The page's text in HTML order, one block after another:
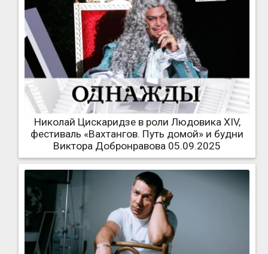
Николай Цискаридзе в роли Людовика XIV,
фестиваль «Вахтангов. Путь домой» и будни
Виктора Добронравова 05.09.2025